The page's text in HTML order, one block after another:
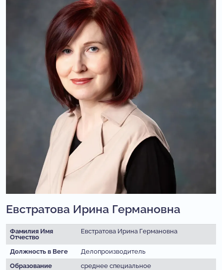
Евстратова Ирина Германовна
Фамилия Имя
Отчество
Евстратова Ирина Германовна
Должность в Веге
Делопроизводитель
Образование
среднее специальное